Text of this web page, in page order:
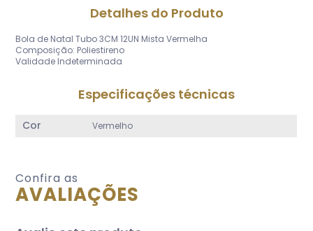
Detalhes do Produto
Bola de Natal Tubo 3CM 12UN Mista Vermelha
Composição: Poliestireno
Validade Indeterminada
Especificações técnicas
Cor Vermelho
Confira as
AVALIAÇÕES